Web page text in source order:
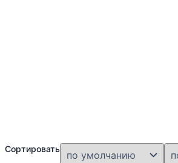
Сортировать